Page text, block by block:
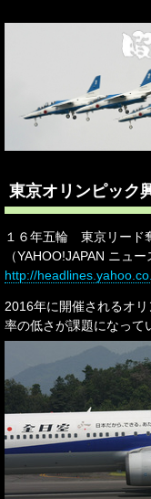
東京オリンピック
１６年五輪 東京リード
（YAHOO!JAPAN ニュー
http://
2016年に開催されるオ
率の低さが課題になって